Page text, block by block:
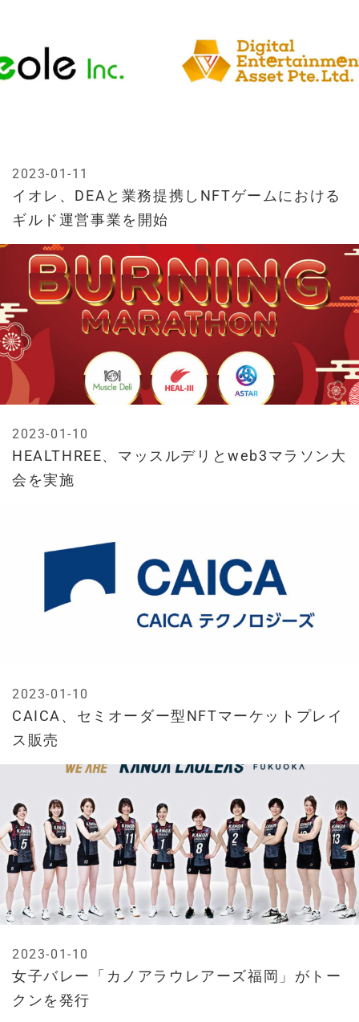
イオレ、DEAと業務提携しNFTゲームにおける
ギルド運営事業を開始
2023-01-11
HEALTHREE、マッスルデリとweb3マラソン大
会を実施
2023-01-10
CAICA、セミオーダー型NFTマーケットプレイ
ス販売
2023-01-10
女子バレー「カノアラウレアーズ福岡」がトー
クンを発行
2023-01-10